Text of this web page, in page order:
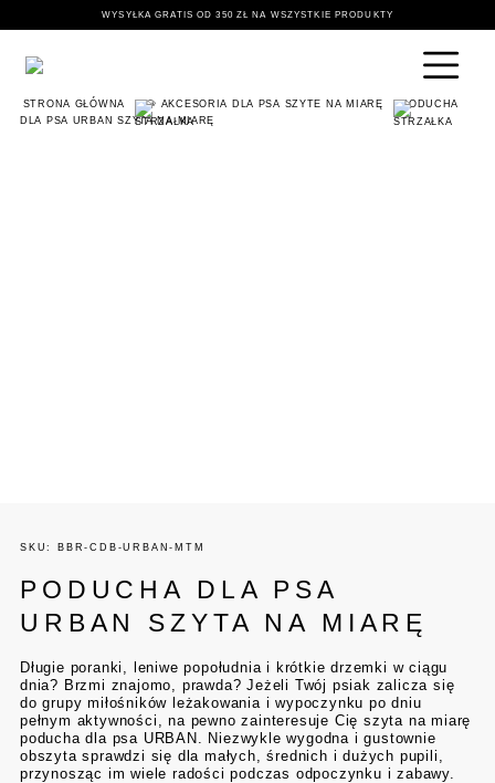
WYSYŁKA GRATIS OD 350 ZŁ NA WSZYSTKIE PRODUKTY
STRONA GŁÓWNA 🐶 AKCESORIA DLA PSA SZYTE NA MIARĘ
PODUCHA
DLA PSA URBAN SZYTA NA MIARĘ
SKU: BBR-CDB-URBAN-MTM
PODUCHA DLA PSA
URBAN SZYTA NA MIARĘ
Długie poranki, leniwe popołudnia i krótkie drzemki w ciągu
dnia? Brzmi znajomo, prawda? Jeżeli Twój psiak zalicza się
do grupy miłośników leżakowania i wypoczynku po dniu
pełnym aktywności, na pewno zainteresuje Cię szyta na miarę
poducha dla psa URBAN. Niezwykle wygodna i gustownie
obszyta sprawdzi się dla małych, średnich i dużych pupili,
przynosząc im wiele radości podczas odpoczynku i zabawy.